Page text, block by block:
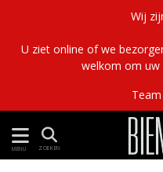
Wij
U ziet online of we
welkom om uw
MENU ZOEKEN